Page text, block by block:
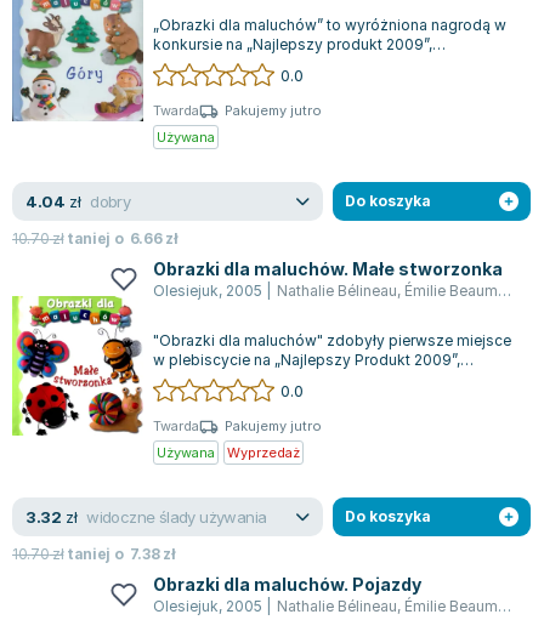
„Obrazki dla maluchów” to wyróżniona nagrodą w
konkursie na „Najlepszy produkt 2009”,
organizowanym przez magazyn „Dziecko”. Jest...
0.0
Twarda
Pakujemy jutro
Używana
4.04 zł dobry
10.70złtaniej o 6.66zł
Do koszyka
Obrazki dla maluchów. Małe stworzonka
Olesiejuk, 2005 Nathalie Bélineau, Émilie Beaumont
"Obrazki dla maluchów" zdobyły pierwsze miejsce
w plebiscycie na „Najlepszy Produkt 2009”,
organizowanym przez miesięcznik "Dzieck...
0.0
Twarda
Pakujemy jutro
Używana
Wyprzedaż
3.32 zł widoczne ślady używania
10.70złtaniej o 7.38zł
Do koszyka
Obrazki dla maluchów. Pojazdy
Olesiejuk, 2005 Nathalie Bélineau, Émilie Beaumont